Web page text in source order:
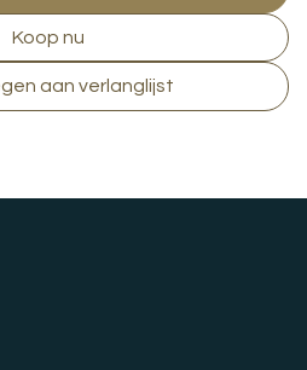
Koop nu
aan verlanglijst